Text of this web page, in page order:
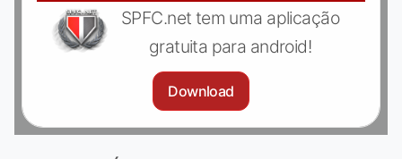
SPFC.net tem uma aplicação
gratuita para android!
Download